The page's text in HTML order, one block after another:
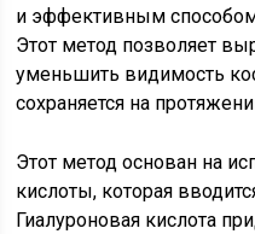
и эффективным
Этот метод позволяет
уменьшить видимость
сохраняется на
Этот метод основан на
кислоты, которая
Гиалуроновая кислота